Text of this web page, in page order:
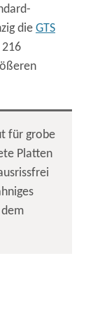
die GTS
für grobe
Platten